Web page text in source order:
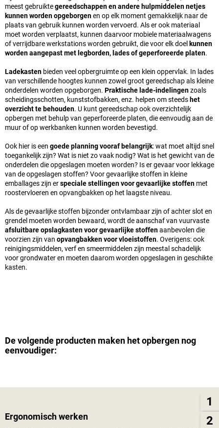
1
2
meest gebruiktegereedschappen en andere hulpmiddelen netjes
kunnen worden opgeborgenen op elk moment gemakkelijk naar de
plaats van gebruik kunnen worden vervoerd. Als er ook materiaal
moet worden verplaatst, kunnen daarvoor mobiele materiaalwagens
of verrijdbare werkstations worden gebruikt, die voor elk doel kunnen
worden aangepast met legborden, lades of geperforeerde platen.
Ladekasten bieden veel opbergruimte op een klein oppervlak. In lades
van verschillende hoogtes kunnen zowel groot gereedschap als kleine
onderdelen worden opgeborgen. Praktische lade-indelingenzoals
scheidingsschotten, kunststofbakken, enz. helpen om steeds het
overzicht te behouden. U kunt gereedschap ook overzichtelijk
opbergen met behulp van geperforeerde platen, die eenvoudig aan de
muur of op werkbanken kunnen worden bevestigd.
Ook hier is een goede planning vooraf belangrijk: wat moet altijd snel
toegankelijk zijn? Wat is niet zo vaak nodig? Wat is het gewicht van de
onderdelen die opgeslagen moeten worden? Is er gevaar voor lekkage
van de opgeslagen stoffen? Voor gevaarlijke stoffen in kleine
emballages zijn erspeciale stellingen voor gevaarlijke stoffen met
roostervloeren en opvangbakken op het laagste niveau.
Als de gevaarlijke stoffen bijzonder ontvlambaar zijn of achter slot en
grendel moeten worden bewaard, wordt de aanschaf van vuurvaste
afsluitbare opslagkasten voor gevaarlijke stoffenaanbevolen die
voorzien zijn van opvangbakken voor vloeistoffen. Overigens: ook
reinigingsmiddelen, verf en smeermiddelen zijn meestal schadelijk
voor grondwater en moeten daarom worden opgeslagen in geschikte
kasten.
De volgende producten maken het opbergen nog
eenvoudiger:
Ergonomisch werken